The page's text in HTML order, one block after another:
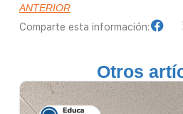
ANTERIOR
Comparte esta información:
Otros